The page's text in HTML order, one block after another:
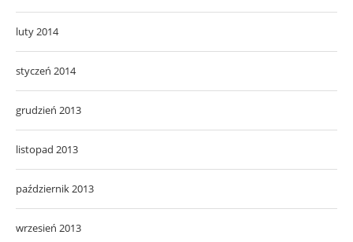
luty 2014
styczeń 2014
grudzień 2013
listopad 2013
październik 2013
wrzesień 2013